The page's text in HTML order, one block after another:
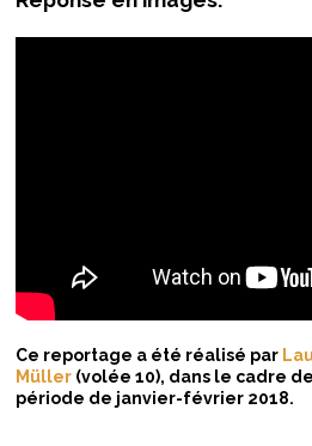
Ce reportage a été réalisé par
Müller (volée 10), dans le cadre
période de janvier-février 2018.